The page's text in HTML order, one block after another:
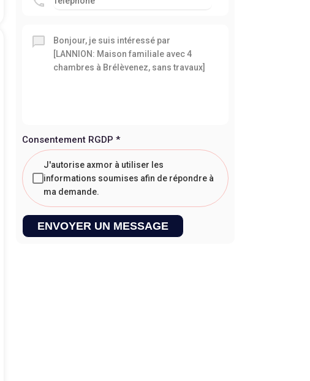
Consentement RGDP*
J'autorise axmor à utiliser les
informations soumises afin de répondre à
ma demande.
ENVOYER UN MESSAGE